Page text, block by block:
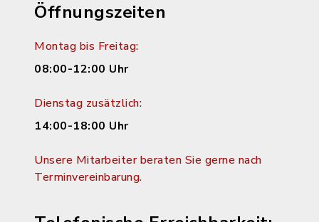
Öffnungszeiten
Montag bis Freitag:
08:00-12:00 Uhr
Dienstag zusätzlich:
14:00-18:00 Uhr
Unsere Mitarbeiter beraten Sie gerne nach
Terminvereinbarung.